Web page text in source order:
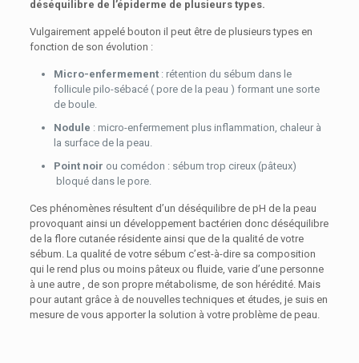
déséquilibre de l’épiderme de plusieurs types.
Vulgairement appelé bouton il peut être de plusieurs types en
fonction de son évolution :
Micro-enfermement : rétention du sébum dans le
follicule pilo-sébacé ( pore de la peau ) formant une sorte
de boule.
Nodule : micro-enfermement plus inflammation, chaleur à
la surface de la peau.
Point noir ou comédon : sébum trop cireux (pâteux)
bloqué dans le pore.
Ces phénomènes résultent d’un déséquilibre de pH de la peau
provoquant ainsi un développement bactérien donc déséquilibre
de la flore cutanée résidente ainsi que de la qualité de votre
sébum. La qualité de votre sébum c’est-à-dire sa composition
qui le rend plus ou moins pâteux ou fluide, varie d’une personne
à une autre , de son propre métabolisme, de son hérédité. Mais
pour autant grâce à de nouvelles techniques et études, je suis en
mesure de vous apporter la solution à votre problème de peau.